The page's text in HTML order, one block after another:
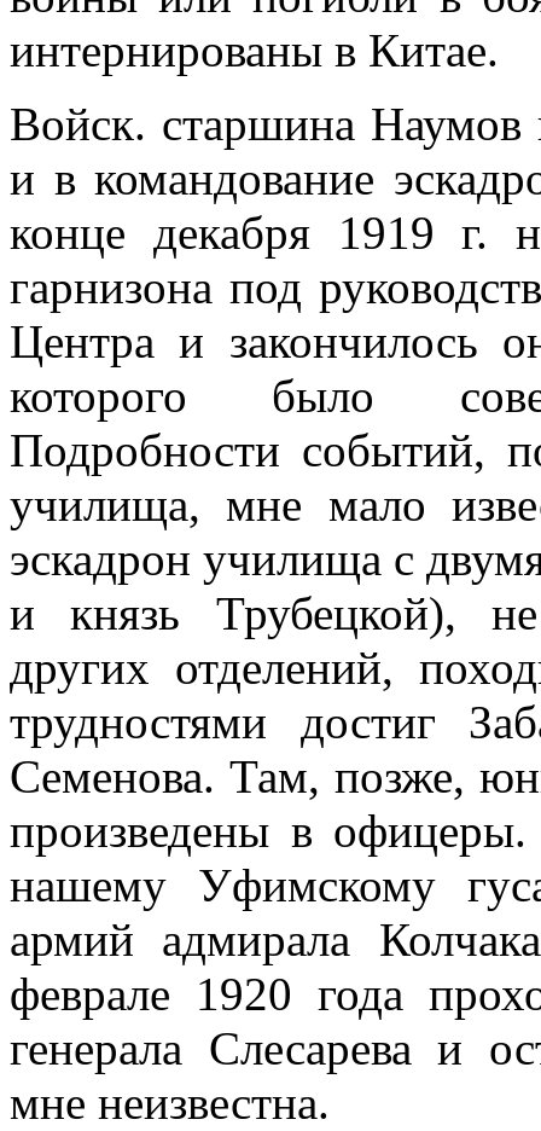
интернированы в Китае.
Войск. старшина Наумов
и в командование
конце декабря 1919 г.
гарнизона под
Центра и закончилось
которого было
Подробности событий,
училища, мне мало
эскадрон училища с
и князь Трубецкой),
других отделений,
трудностями достиг
Семенова. Там, позже,
произведены в
нашему Уфимскому
армий адмирала
феврале 1920 года
генерала Слесарева и
мне неизвестна.